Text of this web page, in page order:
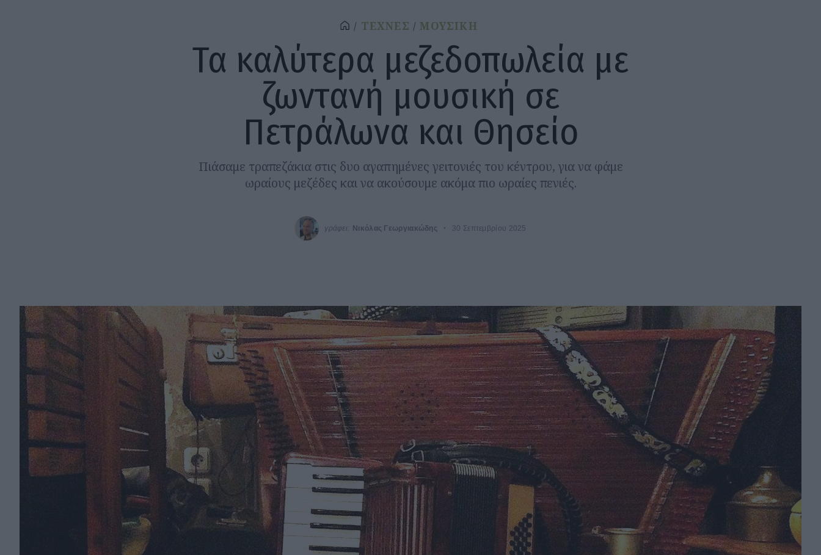
ΤΕΧΝΕΣ ΜΟΥΣΙΚΗ
Τα καλύτερα μεζεδοπωλεία με
ζωντανή μουσική σε
Πετράλωνα και Θησείο
Πιάσαμε τραπεζάκια στις δυο αγαπημένες γειτονιές του κέντρου, για να φάμε
ωραίους μεζέδες και να ακούσουμε ακόμα πιο ωραίες πενιές.
γράφει: Νικόλας Γεωργιακώδης 30 Σεπτεμβρίου 2025